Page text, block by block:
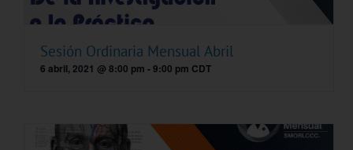
Sesión Ordinaria Mensual Abril
6 abril, 2021 @ 8:00 pm -9:00 pm CDT